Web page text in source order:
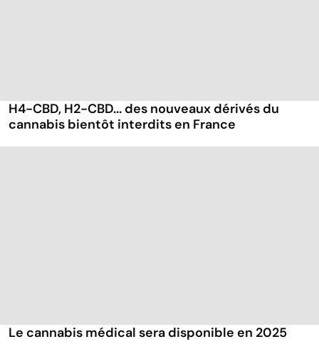
H4-CBD, H2-CBD... des nouveaux dérivés du
cannabis bientôt interdits en France
Le cannabis médical sera disponible en 2025